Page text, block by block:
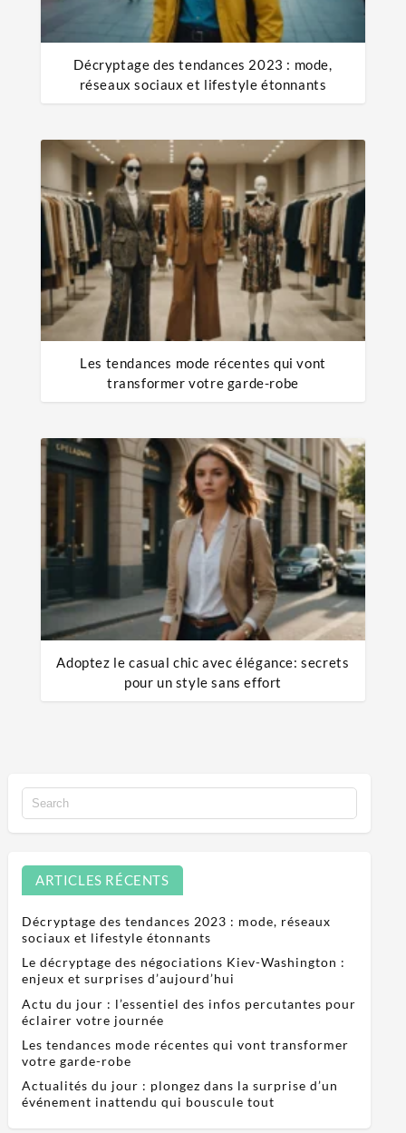
Décryptage des tendances 2023 : mode,
réseaux sociaux et lifestyle étonnants
Les tendances mode récentes qui vont
transformer votre garde-robe
Adoptez le casual chic avec élégance: secrets
pour un style sans effort
ARTICLES RÉCENTS
Décryptage des tendances 2023 : mode, réseaux
sociaux et lifestyle étonnants
Le décryptage des négociations Kiev-Washington :
enjeux et surprises d’aujourd’hui
Actu du jour : l’essentiel des infos percutantes pour
éclairer votre journée
Les tendances mode récentes qui vont transformer
votre garde-robe
Actualités du jour : plongez dans la surprise d’un
événement inattendu qui bouscule tout